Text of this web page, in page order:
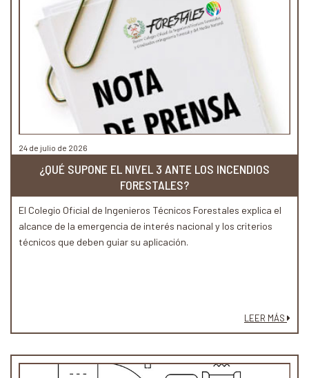
24 de julio de 2026
¿QUÉ SUPONE EL NIVEL 3 ANTE LOS INCENDIOS
FORESTALES?
El Colegio Oficial de Ingenieros Técnicos Forestales explica el
alcance de la emergencia de interés nacional y los criterios
técnicos que deben guiar su aplicación.
LEER MÁS